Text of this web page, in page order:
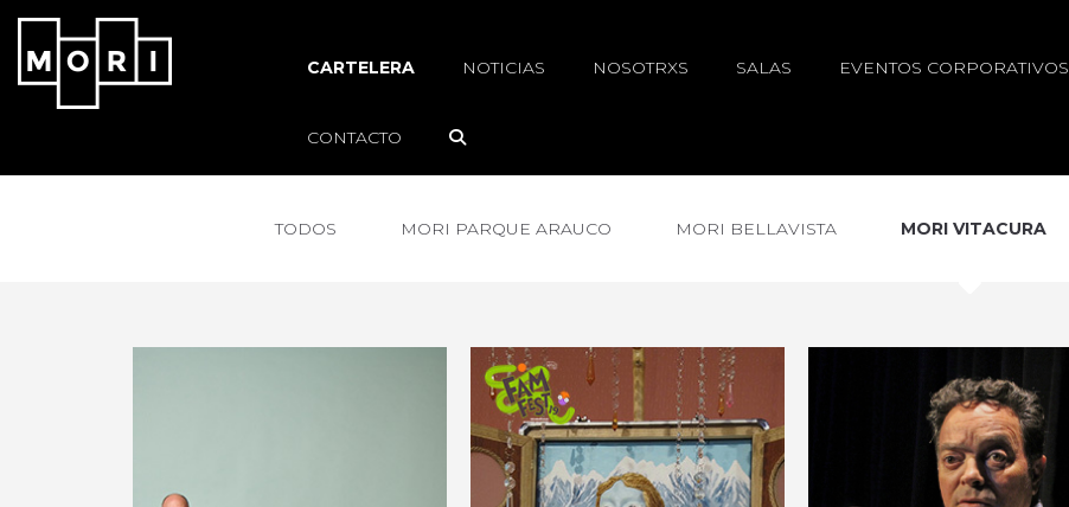
CARTELERA NOTICIAS NOSOTRXS SALAS EVENTOS CORPORATIVOS
CONTACTO
TODOS MORI PARQUE ARAUCO MORI BELLAVISTA MORI VITACURA